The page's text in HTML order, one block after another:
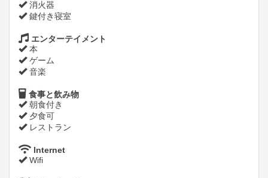
消火器
鍵付き寝室
エンターテイメント
本
ゲーム
音楽
食事と飲み物
朝食付き
夕食可
レストラン
Internet
Wifi